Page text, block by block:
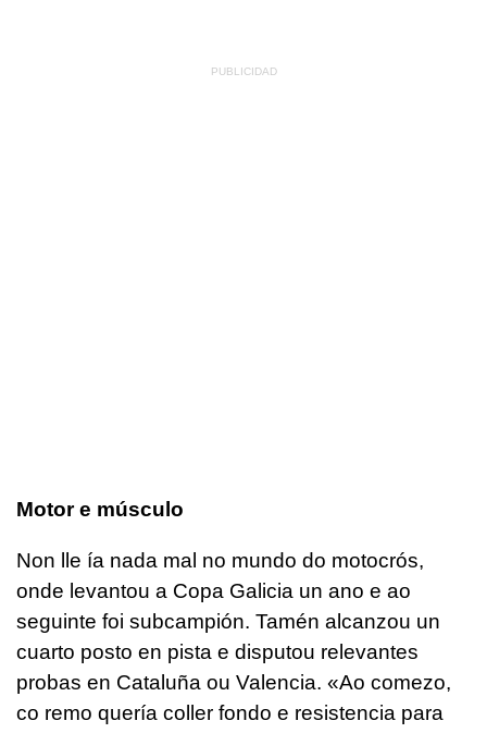
Motor e músculo
Non lle ía nada mal no mundo do motocrós,
onde levantou a Copa Galicia un ano e ao
seguinte foi subcampión. Tamén alcanzou un
cuarto posto en pista e disputou relevantes
probas en Cataluña ou Valencia. «Ao comezo,
co remo quería coller fondo e resistencia para